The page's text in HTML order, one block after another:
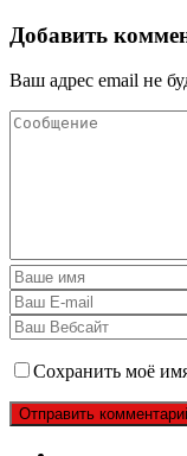
Добавить
Ваш адрес email не
Сохранить моё